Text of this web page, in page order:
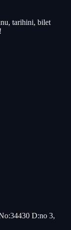
tarihini, bilet
D:no 3,